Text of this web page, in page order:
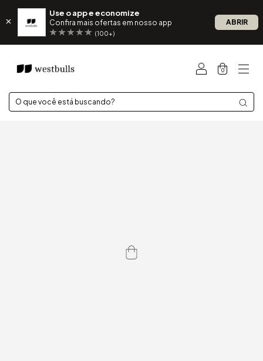
Use o app e economize
Confira mais ofertas em nosso app
(100+)
ABRIR
0